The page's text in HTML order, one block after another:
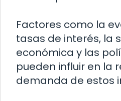
Factores como la
tasas de interés, la
económica y las
pueden influir en la
demanda de estos